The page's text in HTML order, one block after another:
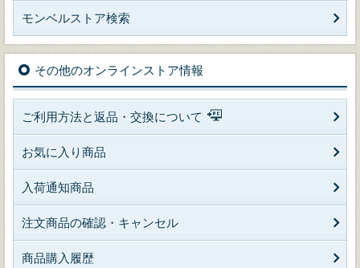
モンベルストア検索
その他のオンラインストア情報
ご利用方法と返品・交換について
お気に入り商品
入荷通知商品
注文商品の確認・キャンセル
商品購入履歴